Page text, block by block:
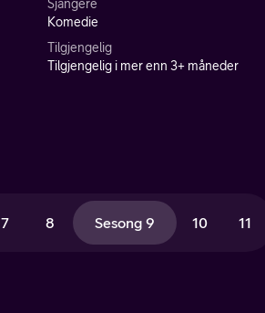
Sjangere
Komedie
Tilgjengelig
Tilgjengelig i mer enn 3+ måneder
7 8 Sesong 9 10 11